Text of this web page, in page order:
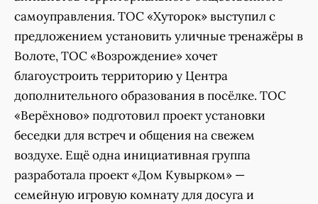
самоуправления. ТОС «Хуторок» выступил с
предложением установить уличные тренажёры в
Волоте, ТОС «Возрождение» хочет
благоустроить территорию у Центра
дополнительного образования в посёлке. ТОС
«Верёхново» подготовил проект установки
беседки для встреч и общения на свежем
воздухе. Ещё одна инициативная группа
разработала проект «Дом Кувырком» —
семейную игровую комнату для досуга и